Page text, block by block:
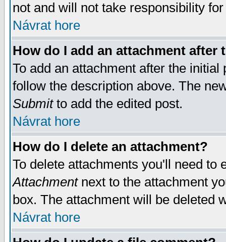
not and will not take responsibility
Návrat hore
How do I add an attachment after
To add an attachment after the
follow the description above. The
Submitto add the edited post.
Návrat hore
How do I delete an attachment?
To delete attachments you'll need
Attachmentnext to the attachment
box. The attachment will be deleted
Návrat hore